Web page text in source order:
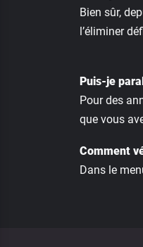
Bien sûr,
l’éliminer
Puis-je
Pour des
que vous
Comment
Dans le